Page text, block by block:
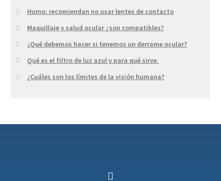
Humo: recomiendan no usar lentes de contacto
Maquillaje y salud ocular ¿son compatibles?
¿Qué debemos hacer si tenemos un derrame ocular?
Qué es el filtro de luz azul y para qué sirve.
¿Cuáles son los límites de la visión humana?